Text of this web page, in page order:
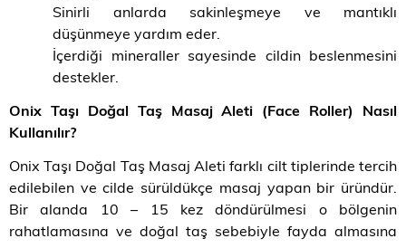
Sinirli anlarda sakinleşmeye ve mantıklı
düşünmeye yardım eder.
İçerdiği mineraller sayesinde cildin beslenmesini
destekler.
Onix Taşı Doğal Taş Masaj Aleti (Face Roller) Nasıl
Kullanılır?
Onix Taşı Doğal Taş Masaj Aleti farklı cilt tiplerinde tercih
edilebilen ve cilde sürüldükçe masaj yapan bir üründür.
Bir alanda 10 – 15 kez döndürülmesi o bölgenin
rahatlamasına ve doğal taş sebebiyle fayda almasına